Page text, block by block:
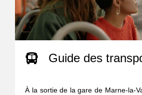
Guide des
À la sortie de la gare de Marne-la-